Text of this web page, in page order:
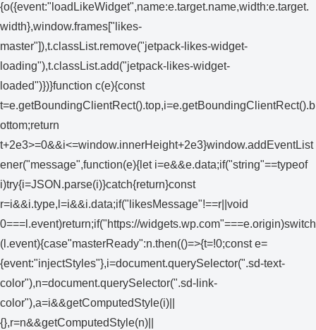
{o({event:"loadLikeWidget",name:e.target.name,width:e.target.
width},window.frames["likes-
master"]),t.classList.remove("jetpack-likes-widget-
loading"),t.classList.add("jetpack-likes-widget-
loaded")})}function c(e){const
t=e.getBoundingClientRect().top,i=e.getBoundingClientRect().b
ottom;return
t+2e3>=0&&i<=window.innerHeight+2e3}window.addEventList
ener("message",function(e){let i=e&&e.data;if("string"==typeof
i)try{i=JSON.parse(i)}catch{return}const
r=i&&i.type,l=i&&i.data;if("likesMessage"!==r||void
0===l.event)return;if("https://widgets.wp.com"===e.origin)switch
(l.event){case"masterReady":n.then(()=>{t=!0;const e=
{event:"injectStyles"},i=document.querySelector(".sd-text-
color"),n=document.querySelector(".sd-link-
color"),a=i&&getComputedStyle(i)||
{},r=n&&getComputedStyle(n)||